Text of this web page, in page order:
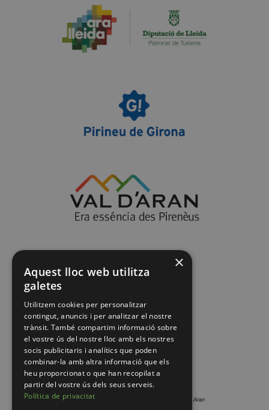
×
Aquest lloc web utilitza
galetes
Utilitzem cookies per personalitzar
contingut, anuncis i per analitzar el nostre
trànsit. També compartim informació sobre
el vostre ús del nostre lloc amb els nostres
socis publicitaris i analítics que poden
combinar-la amb altra informació que els
heu proporcionat o que han recopilat a
partir del vostre ús dels seus serveis.
Política de privacitat